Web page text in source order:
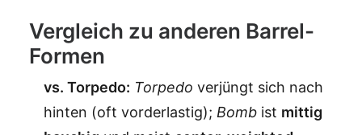
Vergleich zu anderen Barrel-
Formen
vs. Torpedo: Torpedo verjüngt sich nach
hinten (oft vorderlastig); Bomb ist mittig